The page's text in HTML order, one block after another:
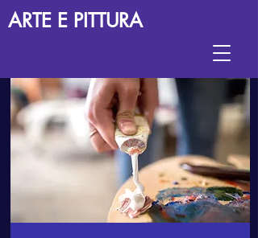
ARTE E PITTURA